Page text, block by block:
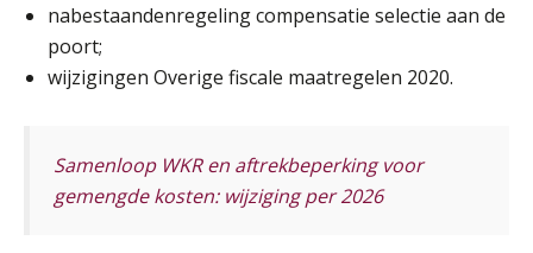
nabestaandenregeling compensatie selectie aan de
poort;
wijzigingen Overige fiscale maatregelen 2020.
Samenloop WKR en aftrekbeperking voor
gemengde kosten: wijziging per 2026
De mensen achter de loonstrook: in
gesprek met Susan Hendriks
21
SEP
MOCuitgevers
SEP
MOCuitgevers